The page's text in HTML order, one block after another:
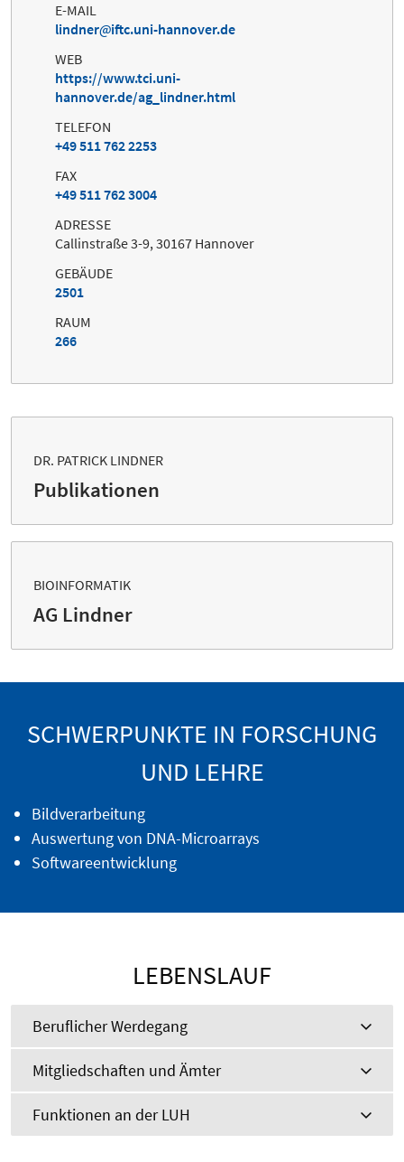
E-MAIL
lindner
iftc.uni-hannover.de
WEB
https://www.tci.uni-
hannover.de/ag_lindner.html
TELEFON
+49 511 762 2253
FAX
+49 511 762 3004
ADRESSE
Callinstraße 3-9, 30167 Hannover
GEBÄUDE
2501
RAUM
266
DR. PATRICK LINDNER
Publikationen
BIOINFORMATIK
AG Lindner
SCHWERPUNKTE IN FORSCHUNG
UND LEHRE
Bildverarbeitung
Auswertung von DNA-Microarrays
Softwareentwicklung
LEBENSLAUF
Beruflicher Werdegang
Mitgliedschaften und Ämter
Funktionen an der LUH